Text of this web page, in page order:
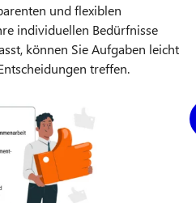
und flexiblen
individuellen Bedürfnisse
können Sie Aufgaben leicht
treffen.